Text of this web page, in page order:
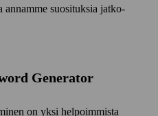
annamme suosituksia jatko­
Generator
on yksi helpoimmista